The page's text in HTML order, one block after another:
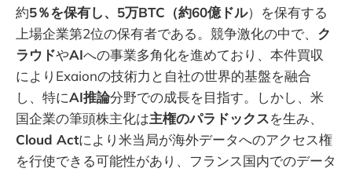
約5％を保有し、5万BTC（約60億ドル）を保有する
上場企業第2位の保有者である。競争激化の中で、 ク
ラウドやAIへの事業多角化を進めており、本件買収
によりExaionの技術力と自社の世界的基盤を融合
し、特にAI推論分野での成長を目指す。しかし、米
国企業の筆頭株主化は主権のパラドックスを生み、
Cloud Actにより米当局が海外データへのアクセス権
を行使できる可能性があり、フランス国内でのデータ